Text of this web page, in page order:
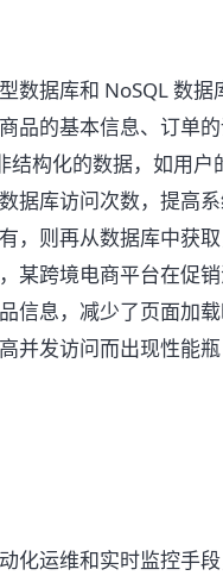
数据库和 NoSQL 数据
品的基本信息、订单
结构化的数据，如用户
据库访问次数，提高
则再从数据库中获取
某跨境电商平台在促
信息，减少了页面加
并发访问而出现性能瓶
运维和实时监控手段